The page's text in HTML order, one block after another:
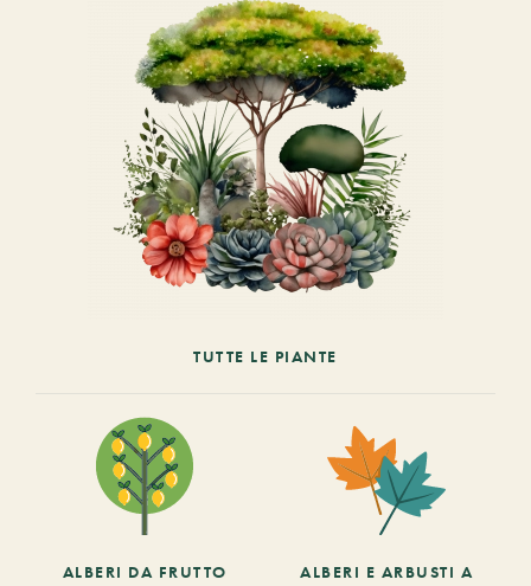
TUTTE LE PIANTE
ALBERI DA FRUTTO
ALBERI E ARBUSTI A